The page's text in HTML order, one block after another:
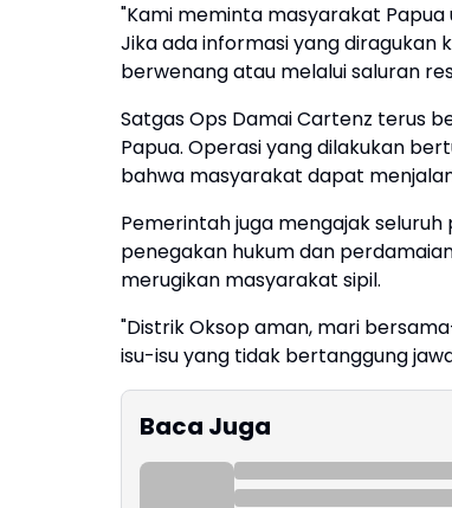
"Kami meminta masyarakat
Jika ada informasi yang diragukan
berwenang atau melalui saluran
Satgas Ops Damai Cartenz terus
Papua. Operasi yang dilakukan
bahwa masyarakat dapat
Pemerintah juga mengajak
penegakan hukum dan
merugikan masyarakat sipil.
"Distrik Oksop aman, mari
isu-isu yang tidak bertanggung
Baca Juga